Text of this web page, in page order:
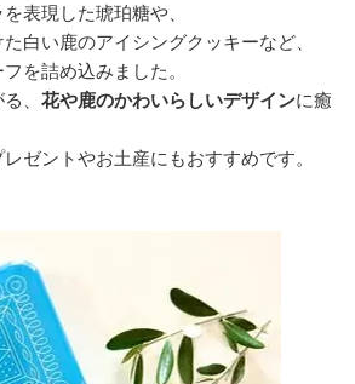
表現した琥珀糖や、
白い鹿のアイシングクッキーなど、
を詰め込みました。
る、花や鹿のかわいらしいデザインに癒
ゼントやお土産にもおすすめです。